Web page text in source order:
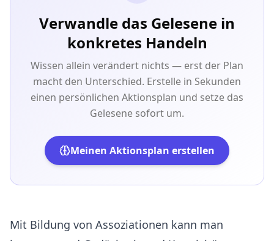
Verwandle das Gelesene in
konkretes Handeln
Wissen allein verändert nichts — erst der Plan
macht den Unterschied. Erstelle in Sekunden
einen persönlichen Aktionsplan und setze das
Gelesene sofort um.
Meinen Aktionsplan erstellen
Mit Bildung von Assoziationen kann man